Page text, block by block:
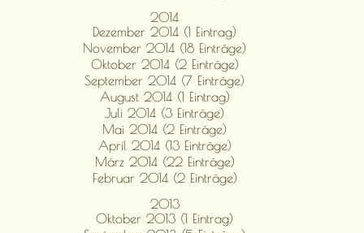
2014
Dezember 2014 (1 Eintrag)
November 2014 (18 Einträge)
Oktober 2014 (2 Einträge)
September 2014 (7 Einträge)
August 2014 (1 Eintrag)
Juli 2014 (3 Einträge)
Mai 2014 (2 Einträge)
April 2014 (13 Einträge)
März 2014 (22 Einträge)
Februar 2014 (2 Einträge)
2013
Oktober 2013 (1 Eintrag)